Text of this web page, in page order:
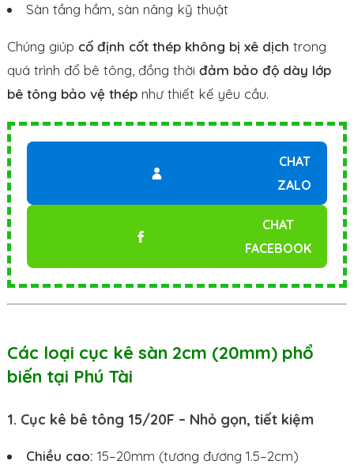
Sàn tầng hầm, sàn nâng kỹ thuật
Chúng giúp cố định cốt thép không bị xê dịch trong
quá trình đổ bê tông, đồng thời đảm bảo độ dày lớp
bê tông bảo vệ thép như thiết kế yêu cầu.
CHAT
ZALO
CHAT
FACEBOOK
Các loại cục kê sàn 2cm (20mm) phổ
biến tại Phú Tài
1. Cục kê bê tông 15/20F – Nhỏ gọn, tiết kiệm
Chiều cao: 15–20mm (tương đương 1.5–2cm)